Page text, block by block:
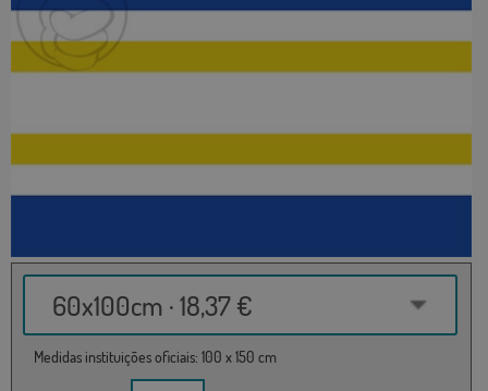
60x100cm · 18,37 €
Medidas instituições oficiais: 100 x 150 cm